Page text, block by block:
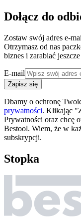
Dołącz do
Zostaw swój adres e-
Otrzymasz od nas
biznes i zarabiać
E-mail
Zapisz się
Dbamy o ochronę
prywatności. Klikając
Prywatności oraz chcę
Bestool. Wiem, że w
subskrypcji.
Stopka